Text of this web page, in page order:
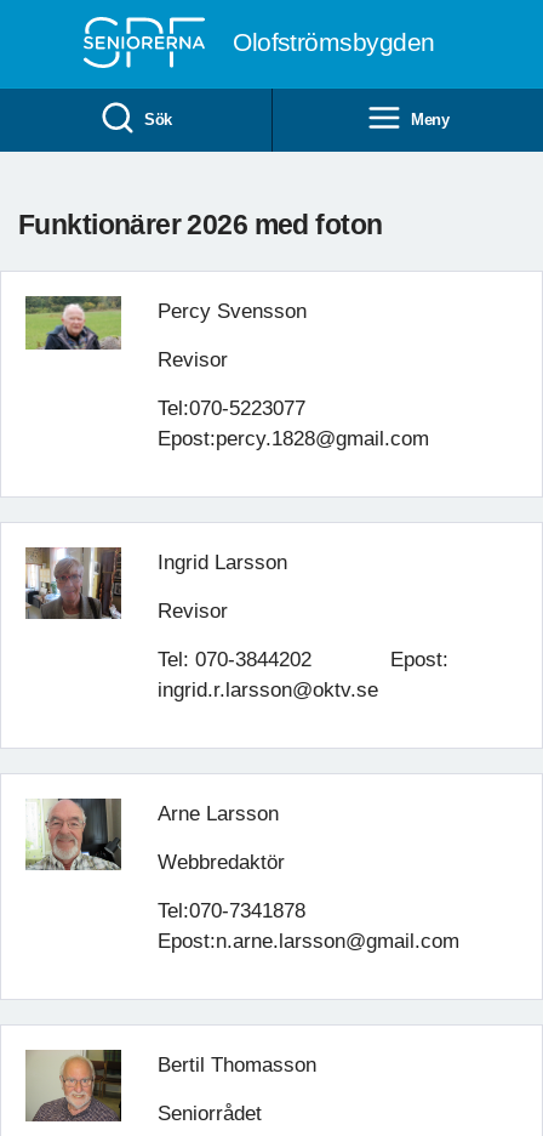
Olofströmsbygden
Sök Meny
Funktionärer 2026 med foton
Percy Svensson
Revisor
Tel:070-5223077
Epost:percy.1828@gmail.com
Ingrid Larsson
Revisor
Tel: 070-3844202 Epost:
ingrid.r.larsson@oktv.se
Arne Larsson
Webbredaktör
Tel:070-7341878
Epost:n.arne.larsson@gmail.com
Bertil Thomasson
Seniorrådet